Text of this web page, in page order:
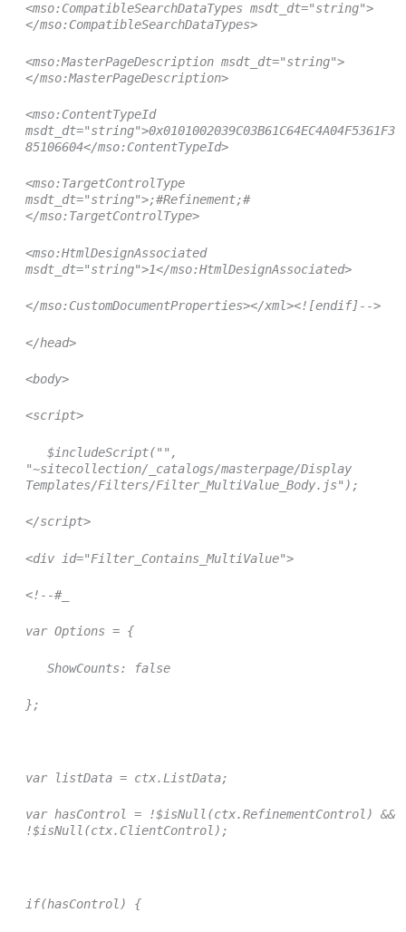
<mso:CompatibleSearchDataTypes msdt_dt="string">
</mso:CompatibleSearchDataTypes>
<mso:MasterPageDescription msdt_dt="string">
</mso:MasterPageDescription>
<mso:ContentTypeId
msdt_dt="string">0x0101002039C03B61C64EC4A04F5361F3
85106604</mso:ContentTypeId>
<mso:TargetControlType
msdt_dt="string">;#Refinement;#
</mso:TargetControlType>
<mso:HtmlDesignAssociated
msdt_dt="string">1</mso:HtmlDesignAssociated>
</mso:CustomDocumentProperties></xml><![endif]-->
</head>
<body>
<script>
$includeScript("",
"~sitecollection/_catalogs/masterpage/Display
Templates/Filters/Filter_MultiValue_Body.js");
</script>
<div id="Filter_Contains_MultiValue">
<!--#_
var Options = {
ShowCounts: false
};
var listData = ctx.ListData;
var hasControl = !$isNull(ctx.RefinementControl) &&
!$isNull(ctx.ClientControl);
if(hasControl) {